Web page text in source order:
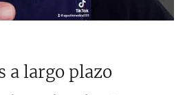
a largo plazo